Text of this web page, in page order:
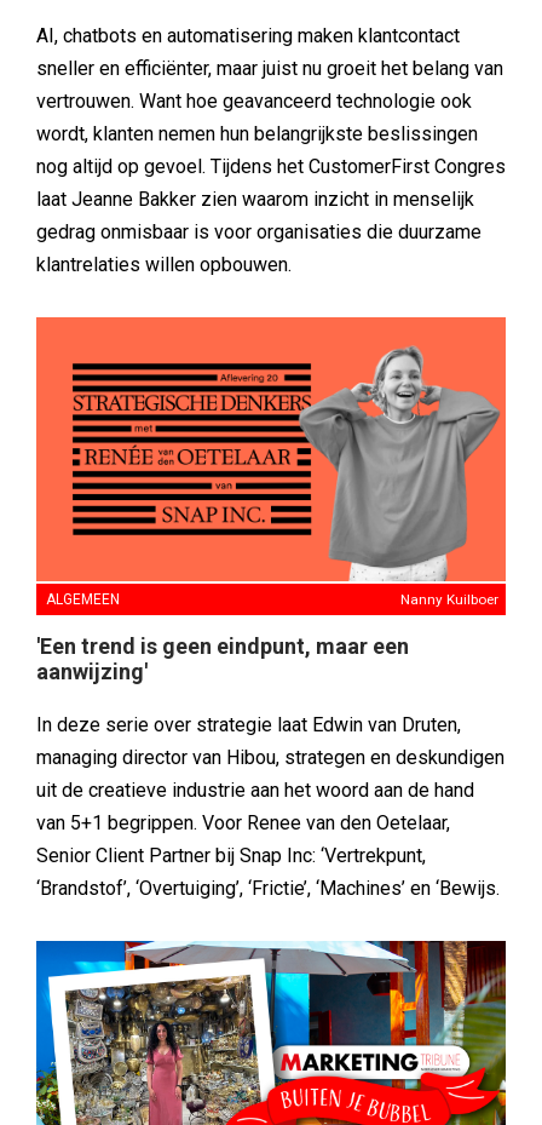
AI, chatbots en automatisering maken klantcontact
sneller en efficiënter, maar juist nu groeit het belang van
vertrouwen. Want hoe geavanceerd technologie ook
wordt, klanten nemen hun belangrijkste beslissingen
nog altijd op gevoel. Tijdens het CustomerFirst Congres
laat Jeanne Bakker zien waarom inzicht in menselijk
gedrag onmisbaar is voor organisaties die duurzame
klantrelaties willen opbouwen.
ALGEMEEN Nanny Kuilboer
'Een trend is geen eindpunt, maar een
aanwijzing'
In deze serie over strategie laat Edwin van Druten,
managing director van Hibou, strategen en deskundigen
uit de creatieve industrie aan het woord aan de hand
van 5+1 begrippen. Voor Renee van den Oetelaar,
Senior Client Partner bij Snap Inc: ‘Vertrekpunt,
‘Brandstof’, ‘Overtuiging’, ‘Frictie’, ‘Machines’ en ‘Bewijs.